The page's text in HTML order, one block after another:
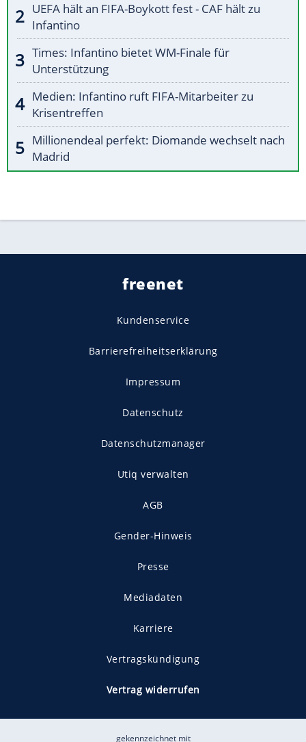
UEFA hält an FIFA-Boykott fest - CAF hält zu
Infantino
Times: Infantino bietet WM-Finale für
Unterstützung
Medien: Infantino ruft FIFA-Mitarbeiter zu
Krisentreffen
Millionendeal perfekt: Diomande wechselt nach
Madrid
freenet
Kundenservice
Barrierefreiheitserklärung
Impressum
Datenschutz
Datenschutzmanager
Utiq verwalten
AGB
Gender-Hinweis
Presse
Mediadaten
Karriere
Vertragskündigung
Vertrag widerrufen
gekennzeichnet mit